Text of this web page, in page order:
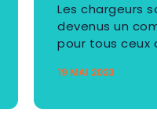
Les chargeurs
devenus un
pour tous ceux
19 MAI 2023